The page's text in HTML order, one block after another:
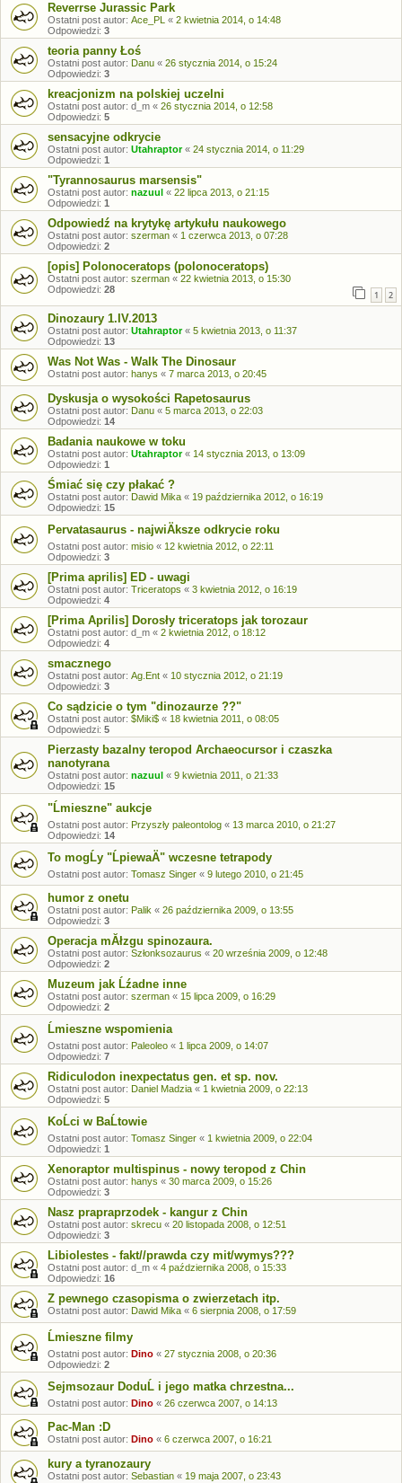
Reverrse Jurassic Park
Ostatni post autor: Ace_PL « 2 kwietnia 2014, o 14:48
Odpowiedzi: 3
teoria panny Łoś
Ostatni post autor: Danu « 26 stycznia 2014, o 15:24
Odpowiedzi: 3
kreacjonizm na polskiej uczelni
Ostatni post autor: d_m « 26 stycznia 2014, o 12:58
Odpowiedzi: 5
sensacyjne odkrycie
Ostatni post autor: Utahraptor« 24 stycznia 2014, o 11:29
Odpowiedzi: 1
"Tyrannosaurus marsensis"
Ostatni post autor: nazuul « 22 lipca 2013, o 21:15
Odpowiedzi: 1
Odpowiedź na krytykę artykułu naukowego
Ostatni post autor: szerman « 1 czerwca 2013, o 07:28
Odpowiedzi: 2
[opis] Polonoceratops (polonoceratops)
Ostatni post autor: szerman « 22 kwietnia 2013, o 15:30
Odpowiedzi: 28 1 2
Dinozaury 1.IV.2013
Ostatni post autor: Utahraptor« 5 kwietnia 2013, o 11:37
Odpowiedzi: 13
Was Not Was - Walk The Dinosaur
Ostatni post autor: hanys « 7 marca 2013, o 20:45
Dyskusja o wysokości Rapetosaurus
Ostatni post autor: Danu « 5 marca 2013, o 22:03
Odpowiedzi: 14
Badania naukowe w toku
Ostatni post autor: Utahraptor« 14 stycznia 2013, o 13:09
Odpowiedzi: 1
Śmiać się czy płakać ?
Ostatni post autor: Dawid Mika « 19 października 2012, o 16:19
Odpowiedzi: 15
Pervatasaurus - najwiÄksze odkrycie roku
Ostatni post autor: misio « 12 kwietnia 2012, o 22:11
Odpowiedzi: 3
[Prima aprilis] ED - uwagi
Ostatni post autor: Triceratops « 3 kwietnia 2012, o 16:19
Odpowiedzi: 4
[Prima Aprilis] Dorosły triceratops jak torozaur
Ostatni post autor: d_m « 2 kwietnia 2012, o 18:12
Odpowiedzi: 4
smacznego
Ostatni post autor: Ag.Ent « 10 stycznia 2012, o 21:19
Odpowiedzi: 3
Co sądzicie o tym "dinozaurze ??"
Ostatni post autor: $Miki$ « 18 kwietnia 2011, o 08:05
Odpowiedzi: 5
Pierzasty bazalny teropod Archaeocursor i czaszka
nanotyrana
Ostatni post autor: nazuul « 9 kwietnia 2011, o 21:33
Odpowiedzi: 15
"Ĺmieszne" aukcje
Ostatni post autor: Przyszły paleontolog « 13 marca 2010, o 21:27
Odpowiedzi: 14
To mogĹy "ĹpiewaÄ" wczesne tetrapody
Ostatni post autor: Tomasz Singer « 9 lutego 2010, o 21:45
humor z onetu
Ostatni post autor: Palik « 26 października 2009, o 13:55
Odpowiedzi: 3
Operacja mĂłzgu spinozaura.
Ostatni post autor: Szłonksozaurus « 20 września 2009, o 12:48
Odpowiedzi: 2
Muzeum jak Ĺźadne inne
Ostatni post autor: szerman « 15 lipca 2009, o 16:29
Odpowiedzi: 2
Ĺmieszne wspomienia
Ostatni post autor: Paleoleo « 1 lipca 2009, o 14:07
Odpowiedzi: 7
Ridiculodon inexpectatus gen. et sp. nov.
Ostatni post autor: Daniel Madzia « 1 kwietnia 2009, o 22:13
Odpowiedzi: 5
KoĹci w BaĹtowie
Ostatni post autor: Tomasz Singer « 1 kwietnia 2009, o 22:04
Odpowiedzi: 1
Xenoraptor multispinus - nowy teropod z Chin
Ostatni post autor: hanys « 30 marca 2009, o 15:26
Odpowiedzi: 3
Nasz prapraprzodek - kangur z Chin
Ostatni post autor: skrecu « 20 listopada 2008, o 12:51
Odpowiedzi: 3
Libiolestes - fakt//prawda czy mit/wymys???
Ostatni post autor: d_m « 4 października 2008, o 15:33
Odpowiedzi: 16
Z pewnego czasopisma o zwierzetach itp.
Ostatni post autor: Dawid Mika « 6 sierpnia 2008, o 17:59
Ĺmieszne filmy
Ostatni post autor: Dino « 27 stycznia 2008, o 20:36
Odpowiedzi: 2
Sejmsozaur DoduĹ i jego matka chrzestna...
Ostatni post autor: Dino « 26 czerwca 2007, o 14:13
Pac-Man :D
Ostatni post autor: Dino « 6 czerwca 2007, o 16:21
kury a tyranozaury
Ostatni post autor: Sebastian « 19 maja 2007, o 23:43